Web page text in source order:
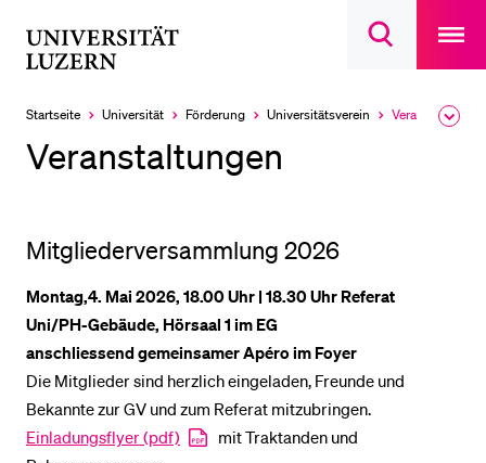
Suchdialog
main
Startseite Universität Förderung Universitätsverein
Aktuell
Veranstaltungen
Mitgliederversammlung 2026
Montag,4. Mai 2026, 18.00 Uhr | 18.30 Uhr Referat
Uni/PH-Gebäude, Hörsaal 1 im EG
anschliessend gemeinsamer Apéro im Foyer
Die Mitglieder sind herzlich eingeladen, Freunde und
Bekannte zur GV und zum Referat mitzubringen.
Einladungsflyer (pdf)
mit Traktanden und
LETZTE SUCHEN
DIE UNI FÜR…
Studierende
Forschende
Mitarbeitende
Alumni
Stellensuchende
Förderer